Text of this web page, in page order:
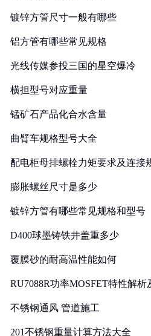
镀锌方管尺寸一般有哪些
铝方管有哪些常见规格
光线传媒参投三国的星空爆冷
横担型号对应重量
锰矿石产品化合水含量
曲臂车规格型号大全
配电柜母排螺栓力矩要求及连接
膨胀螺丝尺寸是多少
镀锌方管有哪些常见规格和型号
D400球墨铸铁井盖重多少
覆膜砂的耐高温性能如何
RU7088R功率MOSFET特性解
不锈钢通风 管道施工
201不锈钢重量计算方法大全